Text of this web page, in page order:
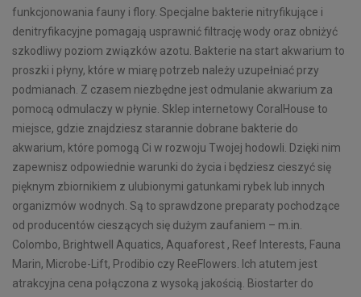
funkcjonowania fauny i flory. Specjalne bakterie nitryfikujące i
denitryfikacyjne pomagają usprawnić filtrację wody oraz obniżyć
szkodliwy poziom związków azotu. Bakterie na start akwarium to
proszki i płyny, które w miarę potrzeb należy uzupełniać przy
podmianach. Z czasem niezbędne jest odmulanie akwarium za
pomocą odmulaczy w płynie. Sklep internetowy CoralHouse to
miejsce, gdzie znajdziesz starannie dobrane bakterie do
akwarium, które pomogą Ci w rozwoju Twojej hodowli. Dzięki nim
zapewnisz odpowiednie warunki do życia i będziesz cieszyć się
pięknym zbiornikiem z ulubionymi gatunkami rybek lub innych
organizmów wodnych. Są to sprawdzone preparaty pochodzące
od producentów cieszących się dużym zaufaniem – m.in.
Colombo, Brightwell Aquatics, Aquaforest , Reef Interests, Fauna
Marin, Microbe-Lift, Prodibio czy ReeFlowers. Ich atutem jest
atrakcyjna cena połączona z wysoką jakością. Biostarter do